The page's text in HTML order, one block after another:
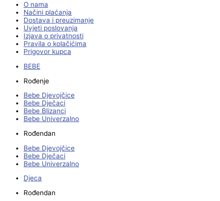
O nama
Načini plaćanja
Dostava i preuzimanje
Uvjeti poslovanja
Izjava o privatnosti
Pravila o kolačićima
Prigovor kupca
BEBE
Rođenje
Bebe Djevojčice
Bebe Dječaci
Bebe Blizanci
Bebe Univerzalno
Rođendan
Bebe Djevojčice
Bebe Dječaci
Bebe Univerzalno
Djeca
Rođendan